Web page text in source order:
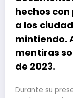
hechos
a los
mintiendo.
mentiras
de 2023.
Durante su